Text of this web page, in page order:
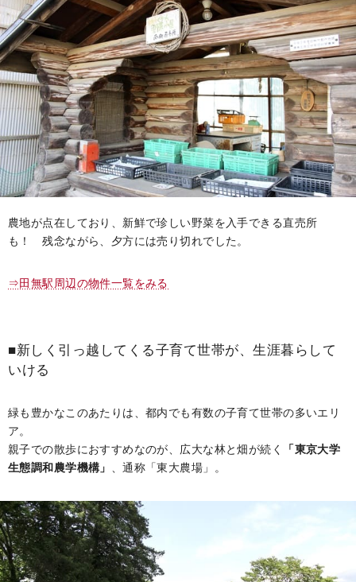
農地が点在しており、新鮮で珍しい野菜を入手できる直売所
も！ 残念ながら、夕方には売り切れでした。
⇒田無駅周辺の物件一覧をみる
■新しく引っ越してくる子育て世帯が、生涯暮らして
いける
緑も豊かなこのあたりは、都内でも有数の子育て世帯の多いエリ
ア。
親子での散歩におすすめなのが、広大な林と畑が続く
「東京大学
生態調和農学機構」
、通称「東大農場」。